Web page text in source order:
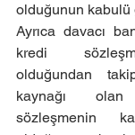
olduğunun kabulü
Ayrıca davacı
kredi
olduğundan
kaynağı
sözleşmenin